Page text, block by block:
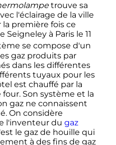
trouve sa
l'éclairage de la ville
la première fois ce
Seigneley à Paris le 11
se compose d'un
gaz produits par
dans les différentes
tuyaux pour les
est chauffé par la
Son système et la
gaz ne connaissent
On considère
l'inventeur du gaz
le gaz de houille qui
à des fins de gaz